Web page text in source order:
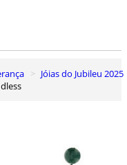
Jóias do Jubileu 2025